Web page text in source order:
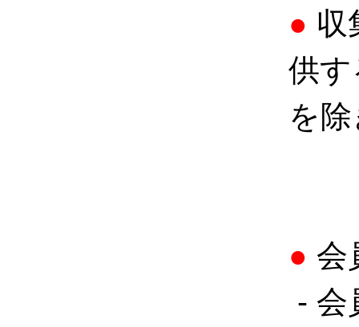
● 収
供
を
● 会
- 会